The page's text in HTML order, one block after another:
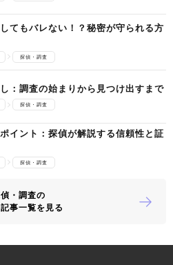
てもバレない！？秘密が守られる方
探偵・調査
：調査の始まりから見つけ出すまで
探偵・調査
イント：探偵が解説する信頼性と証
探偵・調査
・調査の
事一覧を見る